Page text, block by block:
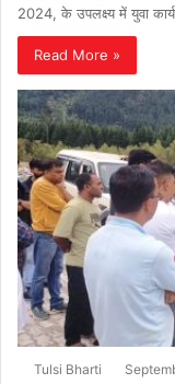
2024, के उपलक्ष्य में युवा
Read More »
Tulsi Bharti